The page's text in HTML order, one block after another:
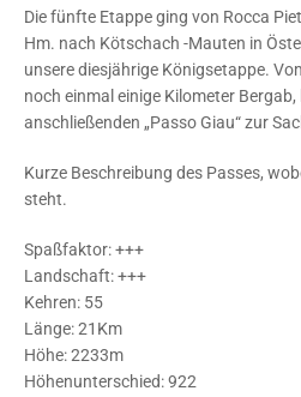
Die fünfte Etappe ging von Rocca
Hm. nach Kötschach -Mauten in
unsere diesjährige Königsetappe.
noch einmal einige Kilometer
anschließenden „Passo Giau“ zur
Kurze Beschreibung des Passes,
steht.
Spaßfaktor: +++
Landschaft: +++
Kehren: 55
Länge: 21Km
Höhe: 2233m
Höhenunterschied: 922